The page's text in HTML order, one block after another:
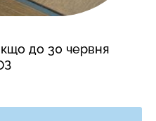
до 30 червня